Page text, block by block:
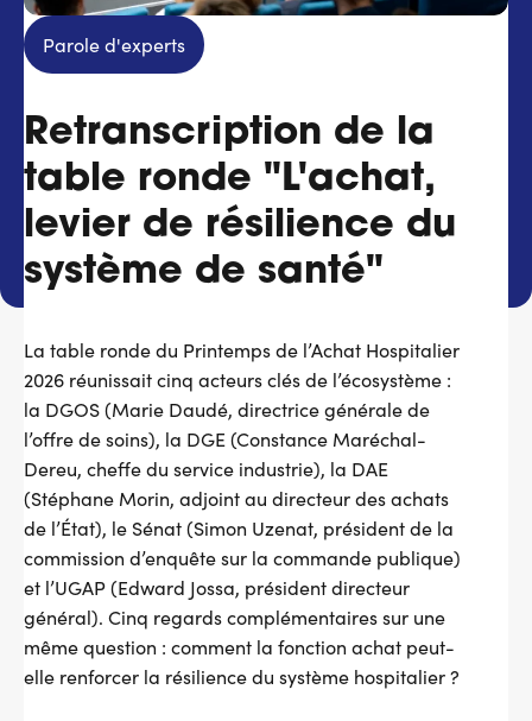
Services adhérents
Top
Fournisseurs
Recrutement
Espace presse
Parole d'experts
Retranscription de la
table ronde "L'achat,
levier de résilience du
système de santé"
La table ronde du Printemps de l’Achat Hospitalier
2026 réunissait cinq acteurs clés de l’écosystème :
la DGOS (Marie Daudé, directrice générale de
l’offre de soins), la DGE (Constance Maréchal-
Dereu, cheffe du service industrie), la DAE
(Stéphane Morin, adjoint au directeur des achats
de l’État), le Sénat (Simon Uzenat, président de la
commission d’enquête sur la commande publique)
et l’UGAP (Edward Jossa, président directeur
général). Cinq regards complémentaires sur une
même question : comment la fonction achat peut-
elle renforcer la résilience du système hospitalier ?